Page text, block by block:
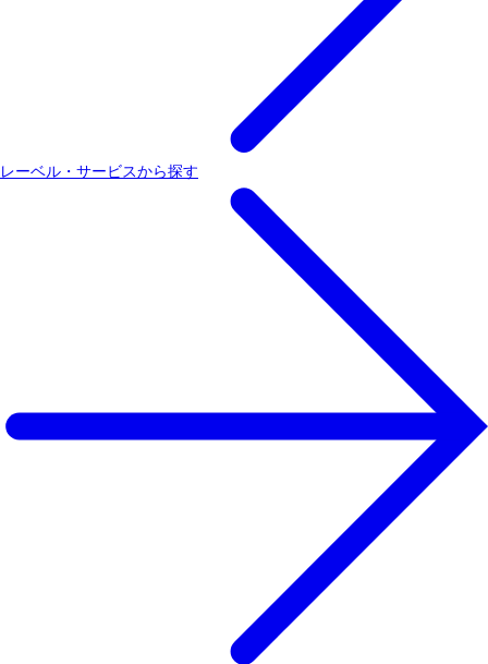
レーベル・サービスから探す